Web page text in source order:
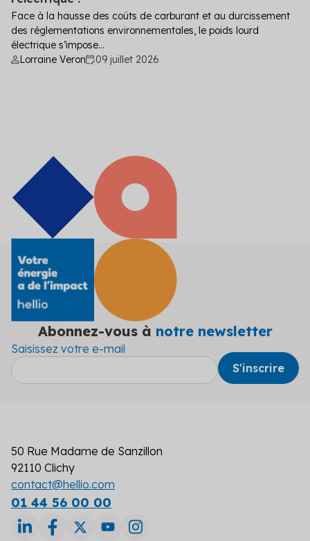
Face à la hausse des coûts de carburant et au durcissement
des réglementations environnementales, le poids lourd
électrique s’impose...
Lorraine Veron
09 juillet 2026
Abonnez-vous à notre newsletter
Saisissez votre e-mail
50 Rue Madame de Sanzillon
92110 Clichy
contact@hellio.com
01 44 56 00 00